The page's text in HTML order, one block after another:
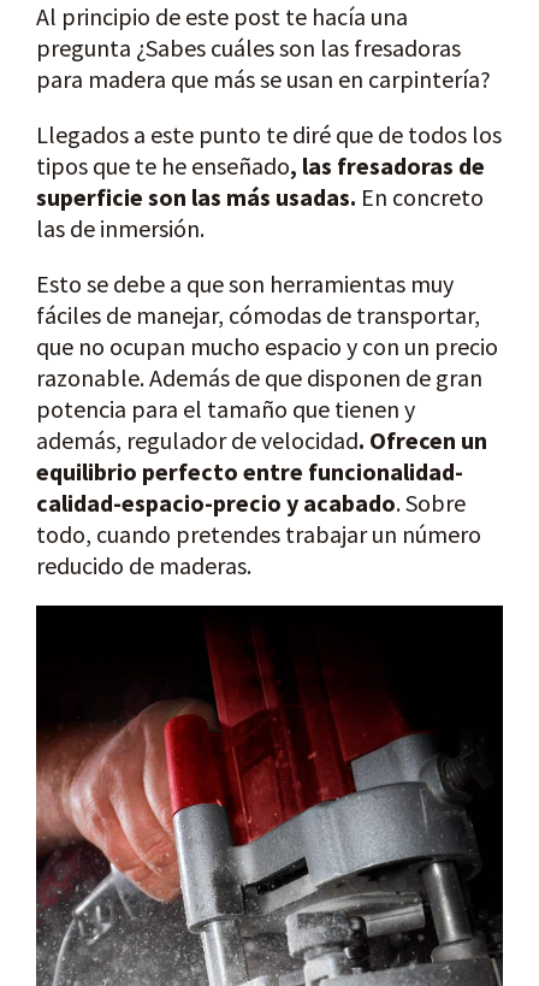
Al principio de este post te hacía una
pregunta ¿Sabes cuáles son las fresadoras
para madera que más se usan en carpintería?
Llegados a este punto te diré que de todos los
tipos que te he enseñado, las fresadoras de
superficie son las más usadas. En concreto
las de inmersión.
Esto se debe a que son herramientas muy
fáciles de manejar, cómodas de transportar,
que no ocupan mucho espacio y con un precio
razonable. Además de que disponen de gran
potencia para el tamaño que tienen y
además, regulador de velocidad. Ofrecen un
equilibrio perfecto entre funcionalidad-
calidad-espacio-precio y acabado. Sobre
todo, cuando pretendes trabajar un número
reducido de maderas.